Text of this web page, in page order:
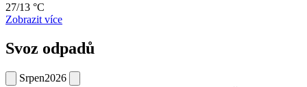
27/13 °C
Zobrazit více
Svoz odpadů
Srpen2026